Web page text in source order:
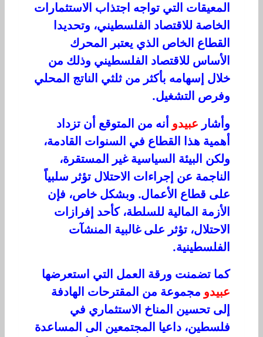
المعيقات التي تواجه اجتذاب الاستثمارات
الخاصة للاقتصاد الفلسطيني، وتحديدا
القطاع الخاص الذي يعتبر المحرك
الأساس للاقتصاد الفلسطيني وذلك من
خلال إسهامه بأكثر من ثلثي الناتج المحلي
وفرص التشغيل.
وأشار عبيدو أنه من المتوقع أن تزداد
أهمية هذا القطاع في السنوات القادمة،
ولكن البيئة السياسية غير المستقرة،
الناجمة عن إجراءات الاحتلال تؤثر سلبياً
على قطاع الأعمال. وبشكل خاص، فإن
الأزمة المالية للسلطة، كأحد إفرازات
الاحتلال، تؤثر على غالبية المنشآت
الفلسطينية.
كما تضمنت ورقة العمل التي استعرضها
عبيدو مجموعة من المقترحات الهادفة
إلى تحسين المناخ الاستثماري في
فلسطين، داعيا المجتمعين الى المساعدة